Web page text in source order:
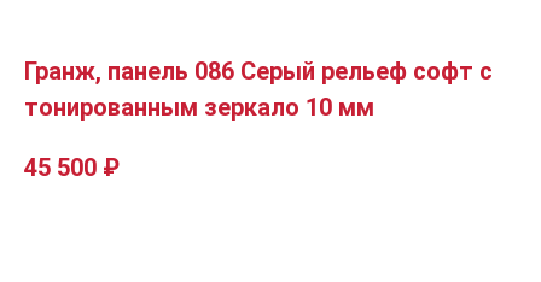
Гранж, панель 086 Серый рельеф софт с
тонированным зеркало 10 мм
45 500 ₽